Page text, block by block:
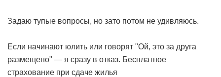
Задаю тупые вопросы, но зато потом не удивляюсь.
Если начинают юлить или говорят "Ой, это за друга
размещено" — я сразу в отказ. Бесплатное
страхование при сдаче жилья